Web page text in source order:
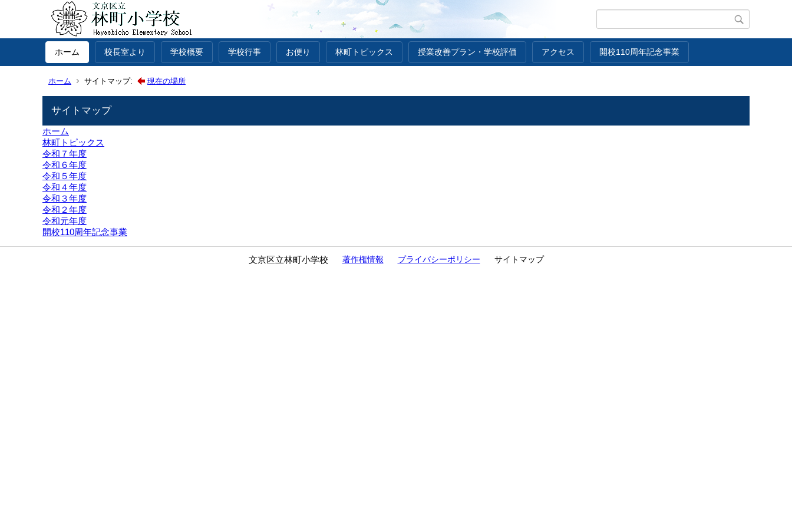
ホーム 校長室より 学校概要 学校行事 お便り 林町トピックス 授業改善プラン・学校評価 アクセス 開校110周年記念事業
ホーム サイトマップ: 現在の場所
サイトマップ
ホーム
林町トピックス
令和７年度
令和６年度
令和５年度
令和４年度
令和３年度
令和２年度
令和元年度
開校110周年記念事業
文京区立林町小学校 著作権情報 プライバシーポリシー サイトマップ